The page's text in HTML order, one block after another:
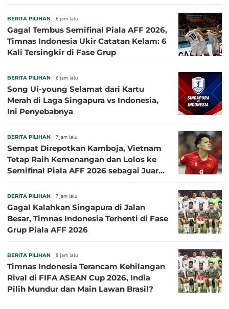
BERITA PILIHAN 6 jam lalu
Gagal Tembus Semifinal Piala AFF 2026,
Timnas Indonesia Ukir Catatan Kelam: 6
Kali Tersingkir di Fase Grup
BERITA PILIHAN 6 jam lalu
Song Ui-young Selamat dari Kartu
Merah di Laga Singapura vs Indonesia,
Ini Penyebabnya
BERITA PILIHAN 7 jam lalu
Sempat Direpotkan Kamboja, Vietnam
Tetap Raih Kemenangan dan Lolos ke
Semifinal Piala AFF 2026 sebagai Juara
BERITA PILIHAN 7 jam lalu
Gagal Kalahkan Singapura di Jalan
Besar, Timnas Indonesia Terhenti di Fase
Grup Piala AFF 2026
BERITA PILIHAN 8 jam lalu
Timnas Indonesia Terancam Kehilangan
Rival di FIFA ASEAN Cup 2026, India
Pilih Mundur dan Main Lawan Brasil?